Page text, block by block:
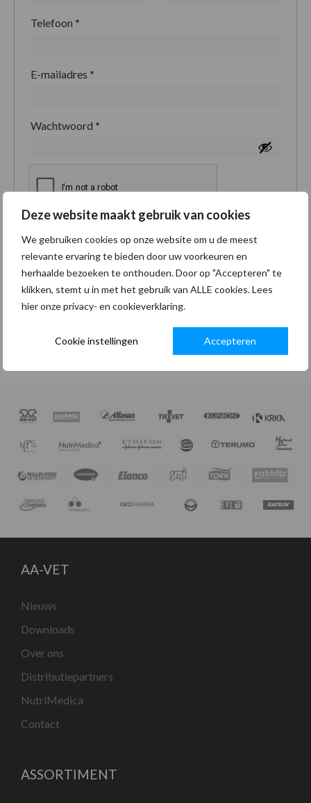
Deze website maakt gebruik van cookies
We gebruiken cookies op onze website om u de meest
relevante ervaring te bieden door uw voorkeuren en
herhaalde bezoeken te onthouden. Door op "Accepteren" te
klikken, stemt u in met het gebruik van ALLE cookies. Lees
hier onze privacy- en cookieverklaring.
Cookie instellingen Accepteren
Telefoon *
E-mailadres *
Wachtwoord *
Je persoonlijke gegevens worden gebruikt om je
ervaring op deze site te ondersteunen, om toegang
tot je account te beheren en voor andere doeleinden
zoals omschreven in onzeprivacybeleid.
AA-VET
Nieuws
Downloads
Over ons
Distributiepartners
NutriMedica
Contact
ASSORTIMENT